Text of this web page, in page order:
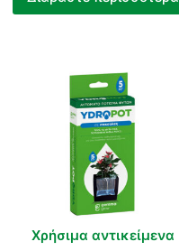
Χρήσιμα αντικείμενα